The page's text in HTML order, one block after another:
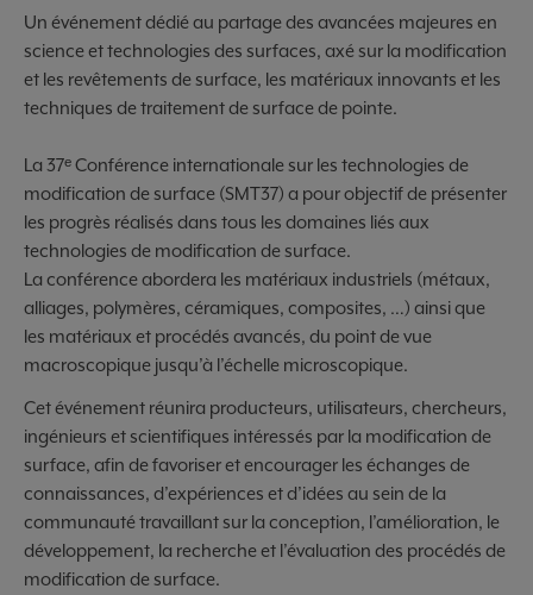
Un événement dédié au partage des avancées majeures en
science et technologies des surfaces, axé sur la modification
et les revêtements de surface, les matériaux innovants et les
techniques de traitement de surface de pointe.
La 37ᵉ Conférence internationale sur les technologies de
modification de surface (SMT37) a pour objectif de présenter
les progrès réalisés dans tous les domaines liés aux
technologies de modification de surface.
La conférence abordera les matériaux industriels (métaux,
alliages, polymères, céramiques, composites, …) ainsi que
les matériaux et procédés avancés, du point de vue
macroscopique jusqu’à l’échelle microscopique.
Cet événement réunira producteurs, utilisateurs, chercheurs,
ingénieurs et scientifiques intéressés par la modification de
surface, afin de favoriser et encourager les échanges de
connaissances, d’expériences et d’idées au sein de la
communauté travaillant sur la conception, l’amélioration, le
développement, la recherche et l’évaluation des procédés de
modification de surface.